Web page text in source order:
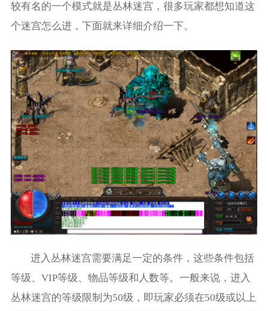
较有名的一个模式就是丛林迷宫，很多玩家都想知道这
个迷宫怎么进，下面就来详细介绍一下。
进入丛林迷宫需要满足一定的条件，这些条件包括
等级、VIP等级、物品等级和人数等。一般来说，进入
丛林迷宫的等级限制为50级，即玩家必须在50级或以上